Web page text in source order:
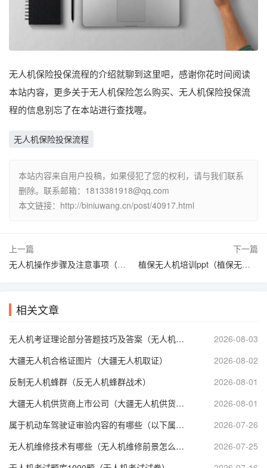
无人机保险投保流程的介绍就聊到这里吧，感谢你花时间阅读
本站内容，更多关于无人机保险怎么购买、无人机保险投保流
程的信息别忘了在本站进行查找喔。
无人机保险投保流程
本站内容来自用户投稿，如果侵犯了您的权利，请与我们联系
删除。联系邮箱：1813381918@qq.com
本文链接：http://biniuwang.cn/post/40917.html
上一篇
无人机操作步骤及注意事项（无人机具体操作）
下一篇
植保无人机培训ppt（植保无人机培训照片）
相关文章
无人机考证理论部分答题技巧及答案（无人机理论考试技巧）
2026-08-03
大疆无人机合格证图片（大疆无人机取证）
2026-08-02
反制无人机蜂群（反无人机蜂群战术）
2026-08-01
大疆无人机供货商上市公司（大疆无人机供货商上市公司有哪些）
2026-08-01
属于机动车驾驶证审验内容的有哪些（以下属于机动车驾驶证审验内容）
2026-07-26
无人机维修技术有哪些（无人机维修前景怎么样）
2026-07-25